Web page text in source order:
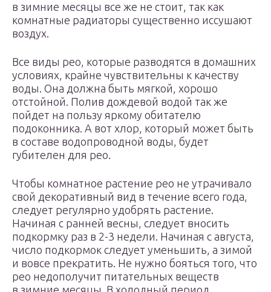
в зимние месяцы все же не стоит, так как
комнатные радиаторы существенно иссушают
воздух.
Все виды рео, которые разводятся в домашних
условиях, крайне чувствительны к качеству
воды. Она должна быть мягкой, хорошо
отстойной. Полив дождевой водой так же
пойдет на пользу яркому обитателю
подоконника. А вот хлор, который может быть
в составе водопроводной воды, будет
губителен для рео.
Чтобы комнатное растение рео не утрачивало
свой декоративный вид в течение всего года,
следует регулярно удобрять растение.
Начиная с ранней весны, следует вносить
подкормку раз в 2-3 недели. Начиная с августа,
число подкормок следует уменьшить, а зимой
и вовсе прекратить. Не нужно бояться того, что
рео недополучит питательных веществ
в зимние месяцы. В холодный период